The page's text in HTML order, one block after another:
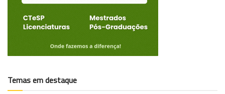
Temas em destaque